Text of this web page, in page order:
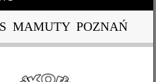
MAMUTY POZNAŃ